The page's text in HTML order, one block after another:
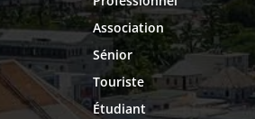
Association
Sénior
Touriste
Étudiant